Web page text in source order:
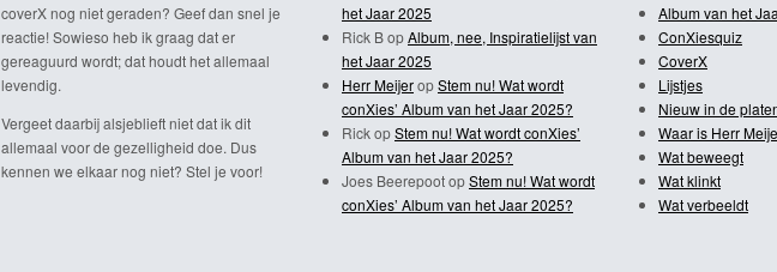
coverX nog niet geraden? Geef dan snel je
reactie! Sowieso heb ik graag dat er
gereaguurd wordt; dat houdt het allemaal
levendig.
Vergeet daarbij alsjeblieft niet dat ik dit
allemaal voor de gezelligheid doe. Dus
kennen we elkaar nog niet? Stel je voor!
het Jaar 2025
Rick BopAlbum, nee, Inspiratielijst van
het Jaar 2025
Herr MeijeropStem nu! Wat wordt
conXies’ Album van het Jaar 2025?
RickopStem nu! Wat wordt conXies’
Album van het Jaar 2025?
Joes BeerepootopStem nu! Wat wordt
conXies’ Album van het Jaar 2025?
Album van het
ConXiesquiz
CoverX
Lijstjes
Nieuw in de
Waar is Herr
Wat beweegt
Wat klinkt
Wat verbeeldt